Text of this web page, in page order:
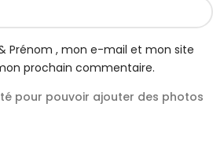
Prénom , mon e-mail et mon site
prochain commentaire.
pour pouvoir ajouter des photos